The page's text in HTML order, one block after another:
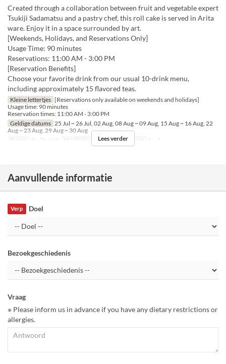
Created through a collaboration between fruit and vegetable expert
Tsukiji Sadamatsu and a pastry chef, this roll cake is served in Arita
ware. Enjoy it in a space surrounded by art.
[Weekends, Holidays, and Reservations Only]
Usage Time: 90 minutes
Reservations: 11:00 AM - 3:00 PM
[Reservation Benefits]
Choose your favorite drink from our usual 10-drink menu,
including approximately 15 flavored teas.
Kleine lettertjes [Reservations only available on weekends and holidays]
Usage time: 90 minutes
Reservation times: 11:00 AM - 3:00 PM
Geldige datums 25 Jul ~ 26 Jul, 02 Aug, 08 Aug ~ 09 Aug, 15 Aug ~ 16 Aug, 22
Aug ~ 23 Aug, 29 Aug ~ 30 Aug
Dagen
Za, Zo, Vak Maaltijden Thee Bestellimiet 1 ~ 4
Lees verder
Aanvullende informatie
Doel
Verp
Bezoekgeschiedenis
Vraag
※ Please inform us in advance if you have any dietary restrictions or
allergies.